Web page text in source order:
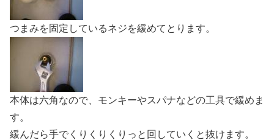
つまみを固定しているネジを緩めてとります。
本体は六角なので、モンキーやスパナなどの工具で緩めま
す。
緩んだら手でくりくりくりっと回していくと抜けます。